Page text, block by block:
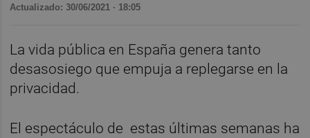
Actualizado: 30/06/2021 · 18:05
La vida pública en España genera tanto
desasosiego que empuja a replegarse en la
privacidad.
El espectáculo de estas últimas semanas ha